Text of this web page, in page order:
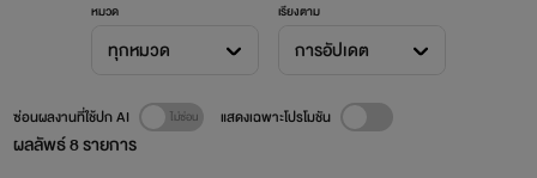
หมวด
ทุกหมวด
เรียงตาม
การอัปเดต
ผลลัพธ์8รายการ
ซ่อนผลงานที่ใช้ปก AI แสดงเฉพาะโปรโมชัน